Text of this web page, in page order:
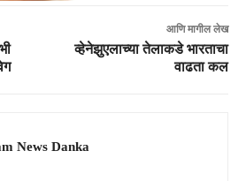
आणि मागील लेख
व्हेनेझुएलाच्या तेलाकडे भारताचा
वाढता कल
News Danka